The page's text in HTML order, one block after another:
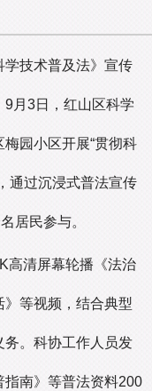
学技术普及法》宣传
月3日，红山区科学
园小区开展“贯彻科
通过沉浸式普法宣传
居民参与。
高清屏幕轮播《法治
等视频，结合典型
务。科协工作人员发
指南》等普法资料200